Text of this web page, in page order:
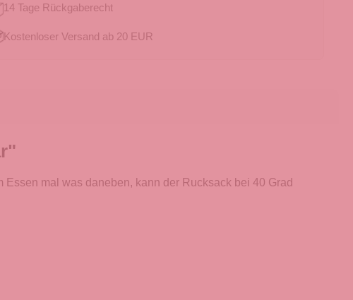
14 Tage Rückgaberecht
Kostenloser Versand ab 20 EUR
mal was daneben, kann der Rucksack bei 40 Grad